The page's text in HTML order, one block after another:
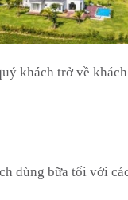
khách trở về
dùng bữa tối với